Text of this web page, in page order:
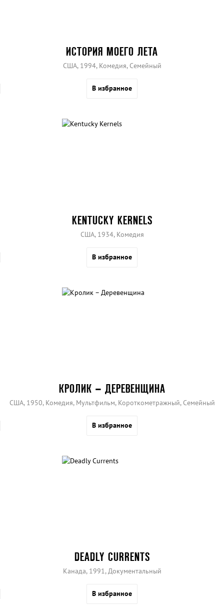
ИСТОРИЯ МОЕГО ЛЕТА
США, 1994, Комедия, Семейный
В избранное
KENTUCKY KERNELS
США, 1934, Комедия
В избранное
КРОЛИК – ДЕРЕВЕНЩИНА
США, 1950, Комедия, Мультфильм, Короткометражный, Семейный
В избранное
DEADLY CURRENTS
Канада, 1991, Документальный
В избранное